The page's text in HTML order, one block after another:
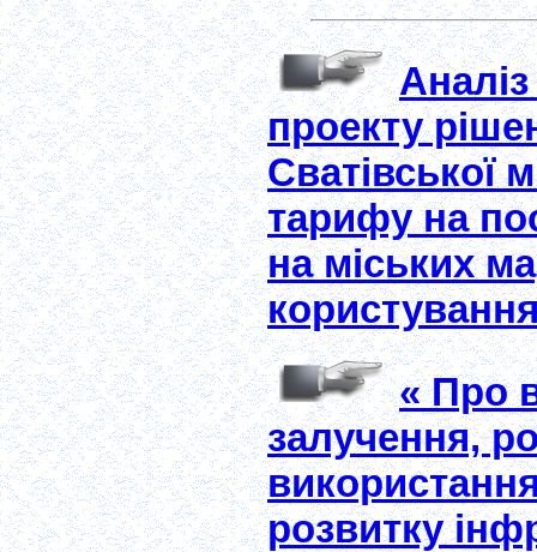
проекту
Сватівської
тарифу на
на міських
« Про
залучення,
розвитку